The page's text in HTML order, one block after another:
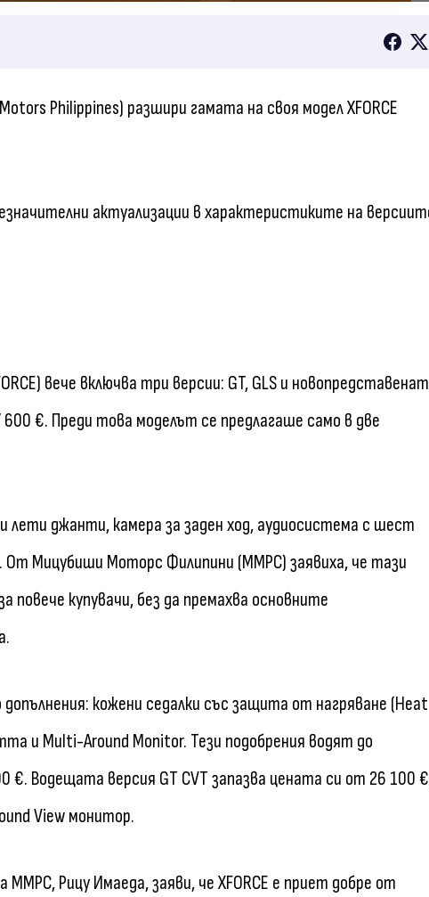
Philippines) разшири гамата на своя модел XFORCE
актуализации в характеристиките на
вече включва три версии: GT, GLS и
600 €. Преди това моделът се предлагаше само в две
лети джанти, камера за заден ход, аудиосистема с шест
Мицубиши Моторс Филипини (MMPC) заявиха, че тази
повече купувачи, без да премахва основните
допълнения: кожени седалки със защита от нагряване (Heat
и Multi-Around Monitor. Тези подобрения водят до
€. Водещата версия GT CVT запазва цената си от 26 100
View монитор.
Рицу Имаеда, заяви, че XFORCE е приет добре от